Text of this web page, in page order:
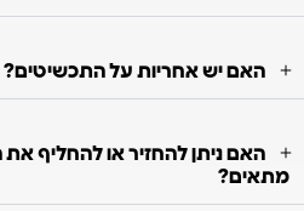
האם יש אחריות על התכשיטים?
האם ניתן להחזיר או להחליף
מתאים?